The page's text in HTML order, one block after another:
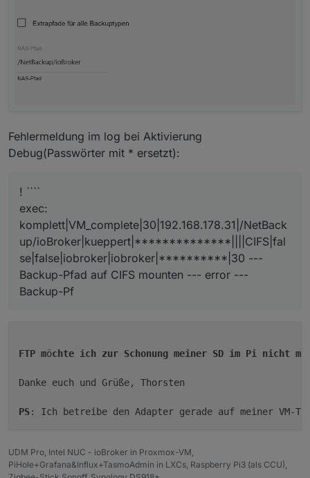
Fehlermeldung im log bei Aktivierung
Debug(Passwörter mit * ersetzt):
! ````
exec:
komplett|VM_complete|30|192.168.178.31|/NetBack
up/ioBroker|kueppert|**************||||CIFS|fal
se|false|iobroker|iobroker|**********|30 ---
Backup-Pfad auf CIFS mounten --- error ---
Backup-Pf
FTP möchte ich zur Schonung meiner SD im Pi nicht
Danke euch und Grüße, Thorsten
PS: Ich betreibe den Adapter gerade auf meiner VM-
UDM Pro, Intel NUC - ioBroker in Proxmox-VM,
PiHole+Grafana&Influx+TasmoAdmin in LXCs, Raspberry Pi3 (als CCU),